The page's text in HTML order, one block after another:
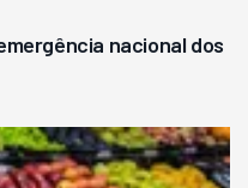
nacional dos